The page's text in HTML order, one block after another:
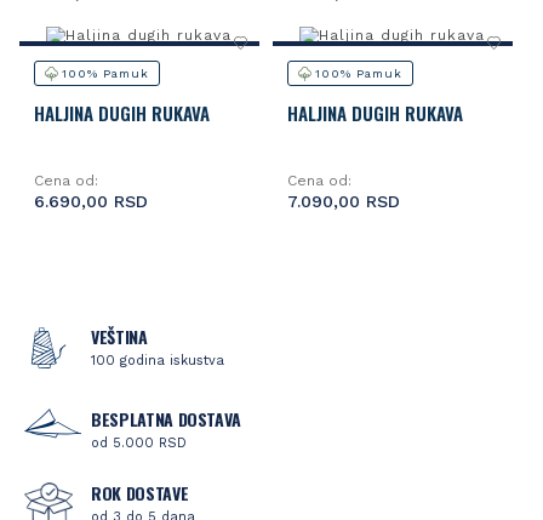
100% Pamuk
HALJINA DUGIH RUKAVA
Cena od:
6.690,00 RSD
100% Pamuk
HALJINA DUGIH RUKAVA
Cena od:
7.090,00 RSD
VEŠTINA
100 godina iskustva
BESPLATNA DOSTAVA
od 5.000 RSD
ROK DOSTAVE